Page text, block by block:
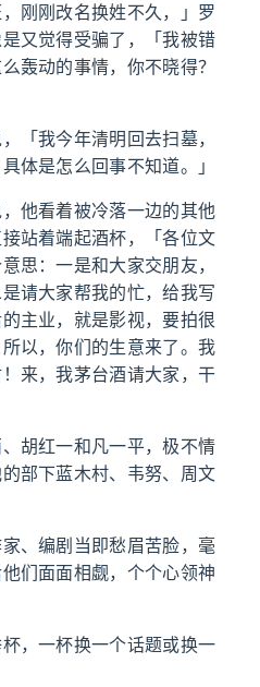
刚刚改名换姓不久，」罗
又觉得受骗了，「我被错
轰动的事情，你不晓得？
「我今年清明回去扫墓，
体是怎么回事不知道。」
，他看着被冷落一边的其他
站着端起酒杯，「各位文
思：一是和大家交朋友，
请大家帮我的忙，给我写
主业，就是影视，要拍很
以，你们的生意来了。我
来，我茅台酒请大家，干
胡红一和凡一平，极不情
部下蓝木村、韦努、周文
、编剧当即愁眉苦脸，毫
们面面相觑，个个心领神
，一杯换一个话题或换一